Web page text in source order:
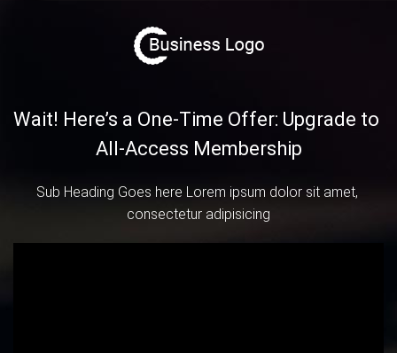
Wait! Here’s a One-Time Offer: Upgrade to
All-Access Membership
Sub Heading Goes here Lorem ipsum dolor sit amet,
consectetur adipisicing